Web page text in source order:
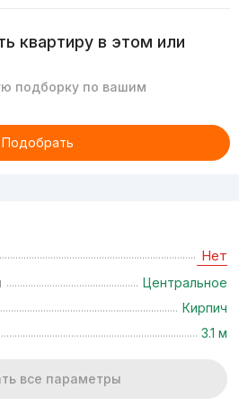
квартиру в этом или
подборку по вашим
Подобрать
Нет
Центральное
Кирпич
3.1 м
все параметры